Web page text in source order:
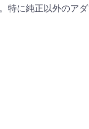
特に純正以外のア